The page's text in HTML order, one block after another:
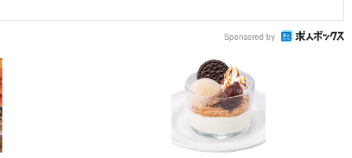
Sponsored by